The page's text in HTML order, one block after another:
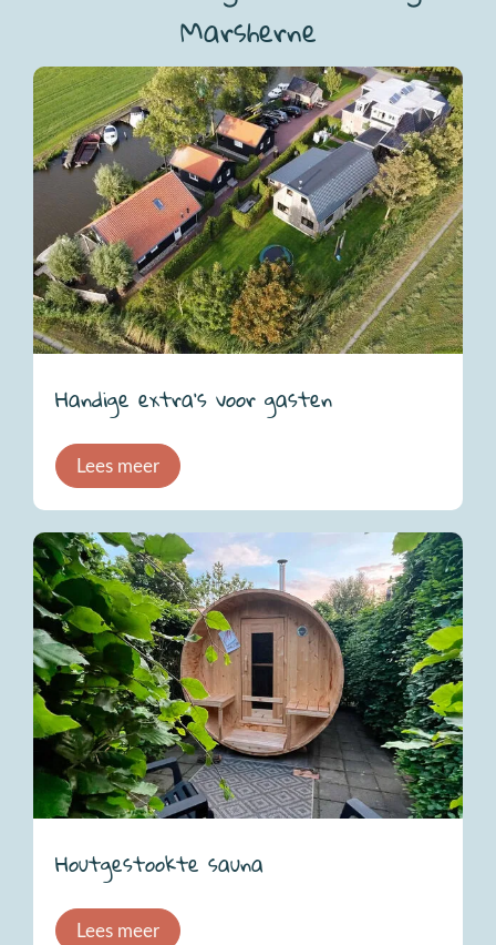
Marsherne
Handige extra’s voor gasten
Lees meer
Houtgestookte sauna
Lees meer